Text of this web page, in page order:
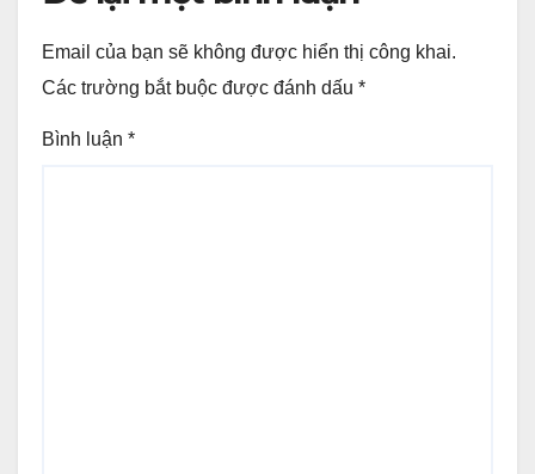
Email của bạn sẽ không được hiển thị công khai.
Các trường bắt buộc được đánh dấu *
Bình luận *